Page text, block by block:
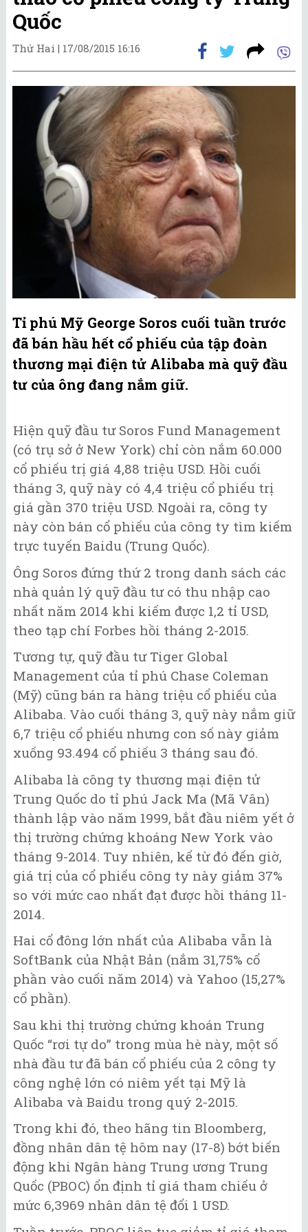
Quốc
Thứ Hai | 17/08/2015 16:16
Tỉ phú Mỹ George Soros cuối tuần trước
đã bán hầu hết cổ phiếu của tập đoàn
thương mại điện tử Alibaba mà quỹ đầu
tư của ông đang nắm giữ.
Hiện quỹ đầu tư Soros Fund Management
(có trụ sở ở New York) chỉ còn nắm 60.000
cổ phiếu trị giá 4,88 triệu USD. Hồi cuối
tháng 3, quỹ này có 4,4 triệu cổ phiếu trị
giá gần 370 triệu USD. Ngoài ra, công ty
này còn bán cổ phiếu của công ty tìm kiếm
trực tuyến Baidu (Trung Quốc).
Ông Soros đứng thứ 2 trong danh sách các
nhà quản lý quỹ đầu tư có thu nhập cao
nhất năm 2014 khi kiếm được 1,2 tỉ USD,
theo tạp chí Forbes hồi tháng 2-2015.
Tương tự, quỹ đầu tư Tiger Global
Management của tỉ phú Chase Coleman
(Mỹ) cũng bán ra hàng triệu cổ phiếu của
Alibaba. Vào cuối tháng 3, quỹ này nắm giữ
6,7 triệu cổ phiếu nhưng con số này giảm
xuống 93.494 cổ phiếu 3 tháng sau đó.
Alibaba là công ty thương mại điện tử
Trung Quốc do tỉ phú Jack Ma (Mã Vân)
thành lập vào năm 1999, bắt đầu niêm yết ở
thị trường chứng khoáng New York vào
tháng 9-2014. Tuy nhiên, kể từ đó đến giờ,
giá trị của cổ phiếu công ty này giảm 37%
so với mức cao nhất đạt được hồi tháng 11-
2014.
Hai cổ đông lớn nhất của Alibaba vẫn là
SoftBank của Nhật Bản (nắm 31,75% cổ
phần vào cuối năm 2014) và Yahoo (15,27%
cổ phần).
Sau khi thị trường chứng khoán Trung
Quốc “rơi tự do” trong mùa hè này, một số
nhà đầu tư đã bán cổ phiếu của 2 công ty
công nghệ lớn có niêm yết tại Mỹ là
Alibaba và Baidu trong quý 2-2015.
Trong khi đó, theo hãng tin Bloomberg,
đồng nhân dân tệ hôm nay (17-8) bớt biến
động khi Ngân hàng Trung ương Trung
Quốc (PBOC) ổn định tỉ giá tham chiếu ở
mức 6,3969 nhân dân tệ đổi 1 USD.